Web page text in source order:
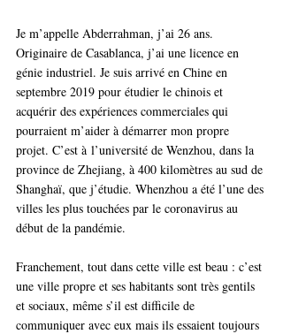
Je m’appelle Abderrahman, j’ai 26 ans.
Originaire de Casablanca, j’ai une licence en
génie industriel. Je suis arrivé en Chine en
septembre 2019 pour étudier le chinois et
acquérir des expériences commerciales qui
pourraient m’aider à démarrer mon propre
projet. C’est à l’université de Wenzhou, dans la
province de Zhejiang, à 400 kilomètres au sud de
Shanghaï, que j’étudie. Whenzhou a été l’une des
villes les plus touchées par le coronavirus au
début de la pandémie.
Franchement, tout dans cette ville est beau : c’est
une ville propre et ses habitants sont très gentils
et sociaux, même s’il est difficile de
communiquer avec eux mais ils essaient toujours